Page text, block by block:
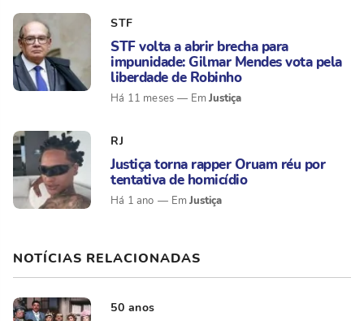
STF
STF volta a abrir brecha para
impunidade: Gilmar Mendes vota pela
liberdade de Robinho
Há 11 meses Justiça
RJ
Justiça torna rapper Oruam réu por
tentativa de homicídio
Há 1 ano Justiça
NOTÍCIAS RELACIONADAS
50 anos